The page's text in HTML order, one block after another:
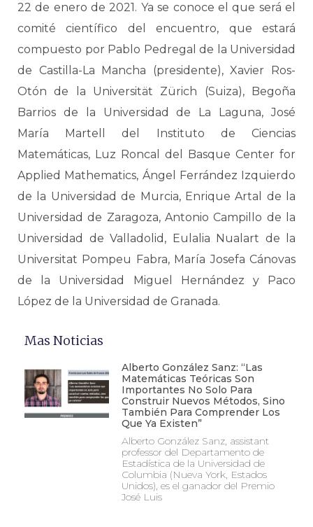
22 de enero de 2021. Ya se conoce el que será el
comité científico del encuentro, que estará
compuesto por Pablo Pedregal de la Universidad
de Castilla-La Mancha (presidente), Xavier Ros-
Otón de la Universität Zürich (Suiza), Begoña
Barrios de la Universidad de La Laguna, José
María Martell del Instituto de Ciencias
Matemáticas, Luz Roncal del Basque Center for
Applied Mathematics, Ángel Ferrández Izquierdo
de la Universidad de Murcia, Enrique Artal de la
Universidad de Zaragoza, Antonio Campillo de la
Universidad de Valladolid, Eulalia Nualart de la
Universitat Pompeu Fabra, María Josefa Cánovas
de la Universidad Miguel Hernández y Paco
López de la Universidad de Granada.
Mas Noticias
Alberto González Sanz: “Las
Matemáticas Teóricas Son
Importantes No Solo Para
Construir Nuevos Métodos, Sino
También Para Comprender Los
Que Ya Existen”
Alberto González Sanz, assistant
professor del Departamento de
Estadística de la Universidad de
Columbia (Nueva York, Estados
Unidos), es el ganador del Premio
José Luis